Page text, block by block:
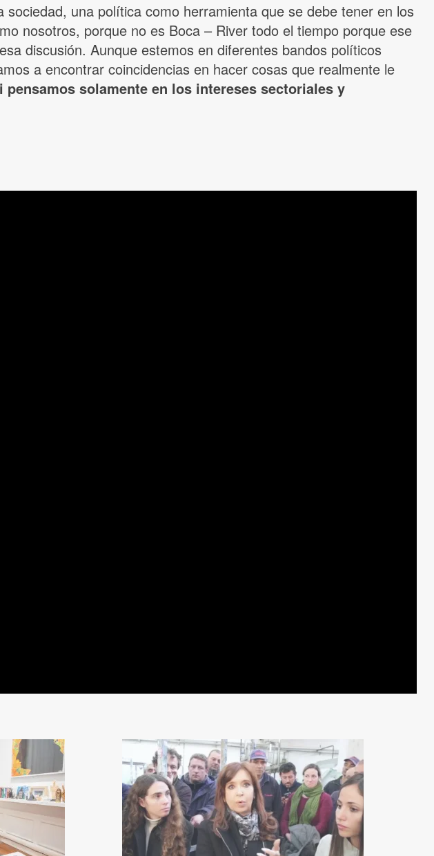
una política como herramienta que se debe tener en los
nosotros, porque no es Boca – River todo el tiempo porque ese
discusión. Aunque estemos en diferentes bandos políticos
a encontrar coincidencias en hacer cosas que realmente le
pensamos solamente en los intereses sectoriales y